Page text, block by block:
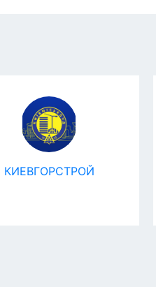
КИЕВГОРСТРОЙ